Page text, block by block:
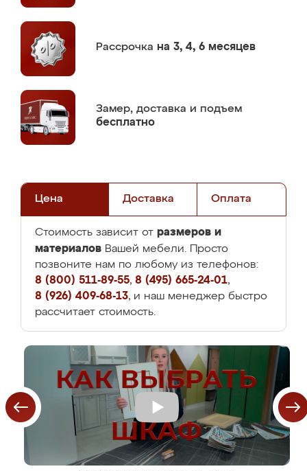
Рассрочка на 3, 4, 6 месяцев
Замер, доставка и подъем
бесплатно
Цена Доставка Оплата
Стоимость зависит от размеров и
материалов Вашей мебели. Просто
позвоните нам по любому из телефонов:
8 (800) 511-89-55, 8 (495) 665-24-01,
8 (926) 409-68-13, и наш менеджер быстро
рассчитает стоимость.